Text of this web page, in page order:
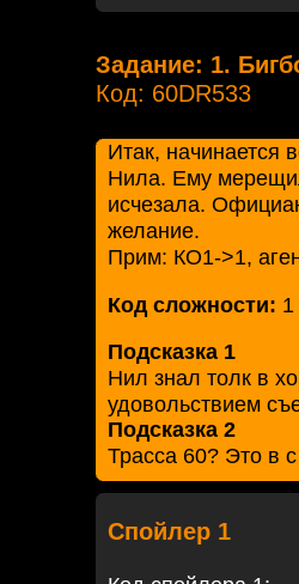
Задание: 1.
Код: 60DR533
Итак, начинается
Нила. Ему
исчезала.
желание.
Прим: КО1->1,
Код сложности: 1
Подсказка 1
Нил знал толк в
удовольствием
Подсказка 2
Трасса 60? Это в
Спойлер 1